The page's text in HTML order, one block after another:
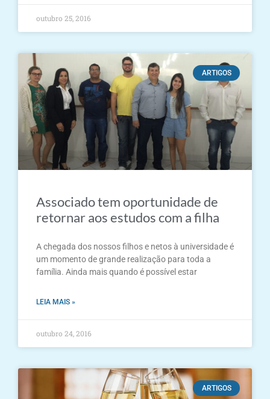
outubro 25, 2016
ARTIGOS
Associado tem oportunidade de
retornar aos estudos com a filha
A chegada dos nossos filhos e netos à universidade é
um momento de grande realização para toda a
família. Ainda mais quando é possível estar
LEIA MAIS »
outubro 24, 2016
ARTIGOS